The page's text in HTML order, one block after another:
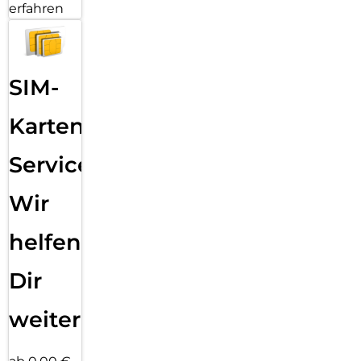
erfahren
SIM-
Karten
Service:
Wir
helfen
Dir
weiter